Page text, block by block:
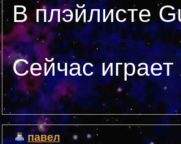
В плэйлисте
Сейчас
павел